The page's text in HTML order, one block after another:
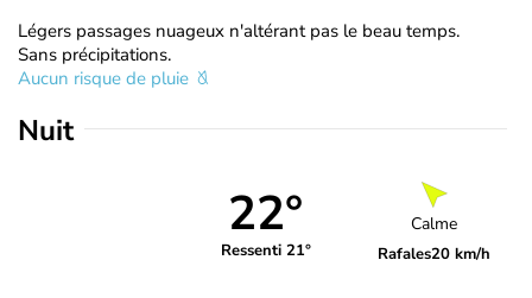
Légers passages nuageux n'altérant pas le beau temps.
Sans précipitations.
Aucun risque de pluie
Nuit
22°
Ressenti 21°
Calme
Rafales20 km/h